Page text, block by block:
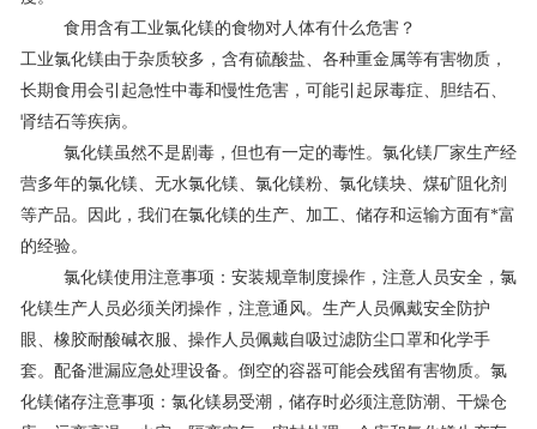
食用含有工业氯化镁的食物对人体有什么危害？
工业氯化镁由于杂质较多，含有硫酸盐、各种重金属等有害物质，
长期食用会引起急性中毒和慢性危害，可能引起尿毒症、胆结石、
肾结石等疾病。
氯化镁虽然不是剧毒，但也有一定的毒性。氯化镁厂家生产经
营多年的氯化镁、无水氯化镁、氯化镁粉、氯化镁块、煤矿阻化剂
等产品。因此，我们在氯化镁的生产、加工、储存和运输方面有*富
的经验。
氯化镁使用注意事项：安装规章制度操作，注意人员安全，氯
化镁生产人员必须关闭操作，注意通风。生产人员佩戴安全防护
眼、橡胶耐酸碱衣服、操作人员佩戴自吸过滤防尘口罩和化学手
套。配备泄漏应急处理设备。倒空的容器可能会残留有害物质。氯
化镁储存注意事项：氯化镁易受潮，储存时必须注意防潮、干燥仓